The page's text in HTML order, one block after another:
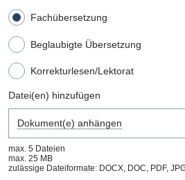
Fachübersetzung
Beglaubigte Übersetzung
Korrekturlesen/Lektorat
Datei(en) hinzufügen
Dokument(e) anhängen
max. 5 Dateien
max. 25 MB
zulässige Dateiformate: DOCX, DOC, PDF,